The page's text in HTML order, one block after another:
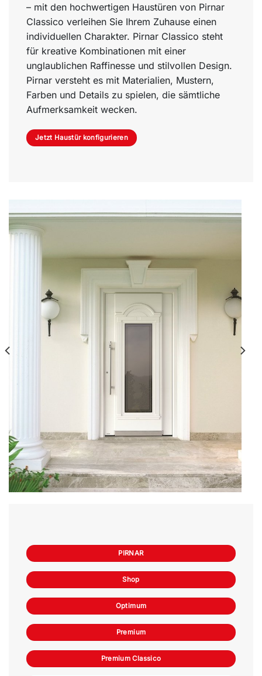
– mit den hochwertigen Haustüren von Pirnar
Classico verleihen Sie Ihrem Zuhause einen
individuellen Charakter. Pirnar Classico steht
für kreative Kombinationen mit einer
unglaublichen Raffinesse und stilvollen Design.
Pirnar versteht es mit Materialien, Mustern,
Farben und Details zu spielen, die sämtliche
Aufmerksamkeit wecken.
Jetzt Haustür konfigurieren
PIRNAR
Shop
Optimum
Premium
Premium Classico